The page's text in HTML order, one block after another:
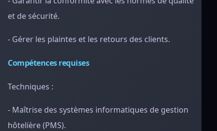
et de sécurité.
- Gérer les plaintes et les retours des clients.
Compétences requises
Techniques :
- Maîtrise des systèmes informatiques de gestion
hôtelière (PMS).